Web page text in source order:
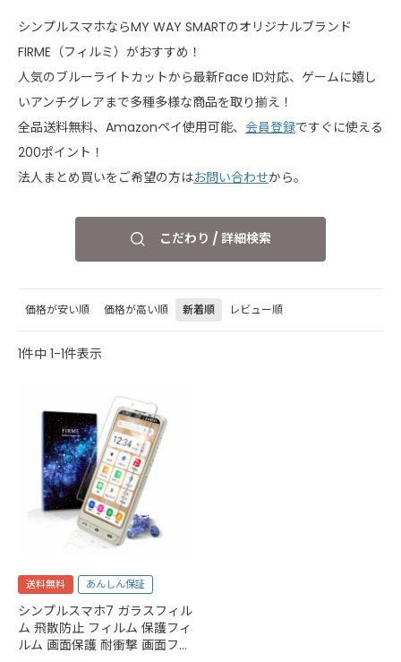
シンプルスマホならMY WAY SMARTのオリジナルブランド
FIRME（フィルミ）がおすすめ！
人気のブルーライトカットから最新Face ID対応、ゲームに嬉し
いアンチグレアまで多種多様な商品を取り揃え！
全品送料無料、Amazonペイ使用可能、 会員登録ですぐに使える
200ポイント！
法人まとめ買いをご希望の方はお問い合わせから。
こだわり / 詳細検索
価格が安い順 価格が高い順 新着順 レビュー順
1件中 1-1件表示
送料無料 あんしん保証
シンプルスマホ7 ガラスフィル
ム 飛散防止 フィルム 保護フィ
ルム 画面保護 耐衝撃 画面フィ